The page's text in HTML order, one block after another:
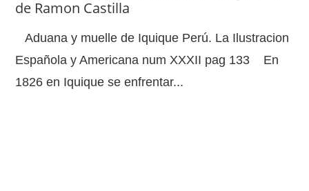
de Ramon Castilla
Aduana y muelle de Iquique Perú. La Ilustracion
Española y Americana num XXXII pag 133 En
1826 en Iquique se enfrentar...